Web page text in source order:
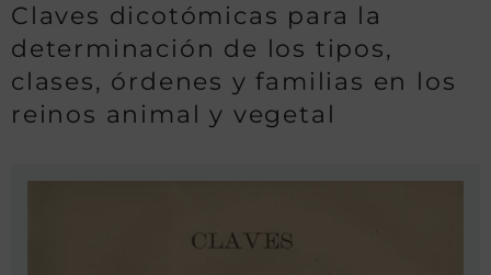
Claves dicotómicas para la
determinación de los tipos,
clases, órdenes y familias en los
reinos animal y vegetal